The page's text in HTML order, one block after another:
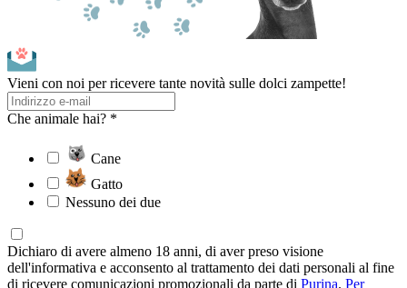
Vieni con noi per ricevere tante novità sulle dolci zampette!
Che animale hai? *
Cane
Gatto
Nessuno dei due
Dichiaro di avere almeno 18 anni, di aver preso visione
dell'informativa e acconsento al trattamento dei dati personali al fine
di ricevere comunicazioni promozionali da parte di Purina. Per